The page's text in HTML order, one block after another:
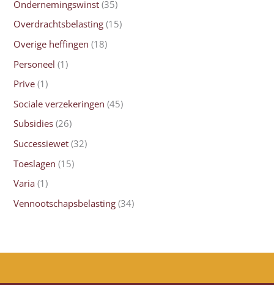
Ondernemingswinst (35)
Overdrachtsbelasting (15)
Overige heffingen (18)
Personeel (1)
Prive (1)
Sociale verzekeringen (45)
Subsidies (26)
Successiewet (32)
Toeslagen (15)
Varia (1)
Vennootschapsbelasting (34)